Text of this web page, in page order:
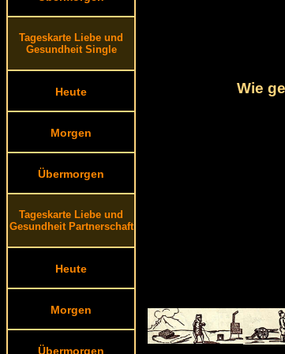
Tageskarte Liebe und
Gesundheit Single
Heute
Morgen
Übermorgen
Tageskarte Liebe und
Gesundheit Partnerschaft
Heute
Morgen
Übermorgen
Wie